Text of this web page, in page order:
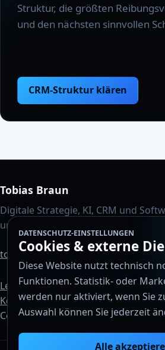
Struktur, die größten
und den nächsten sinnvollen
CRM-Struktur klären
Tobias Braun
Digitale Strategie, KI, CRM und
und Unternehmerpraxis.
tobiasbraun1986@gmail.com
LeistungenProjekteFür
KontaktInsights Impressum
Cookie-Einstellungen DE|EN
DATENSCHUTZ-EINSTELLUNGEN
Cookies & externe
Diese Website nutzt technisch
Funktionen. Statistik- oder
werden nur aktiviert, wenn Sie
Auswahl können Sie jederzeit
Alle